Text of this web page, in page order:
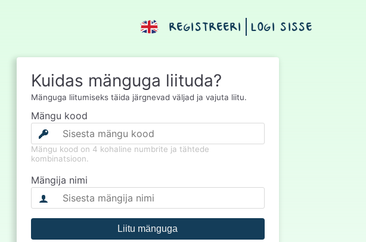
REGISTREERI LOGI SISSE
Kuidas mänguga liituda?
Mänguga liitumiseks täida järgnevad väljad ja vajuta liitu.
Mängu kood
Mängu kood on 4 kohaline numbrite ja tähtede
kombinatsioon.
Mängija nimi